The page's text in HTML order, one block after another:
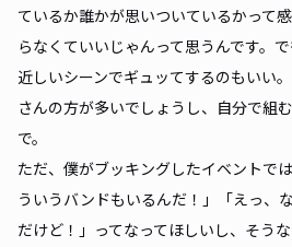
ているか誰かが思いついているかって
らなくていいじゃんって思うんです。
近しいシーンでギュッてするのもいい
さんの方が多いでしょうし、自分で組
で。
ただ、僕がブッキングしたイベントで
ういうバンドもいるんだ！」「えっ、
だけど！」ってなってほしいし、そう